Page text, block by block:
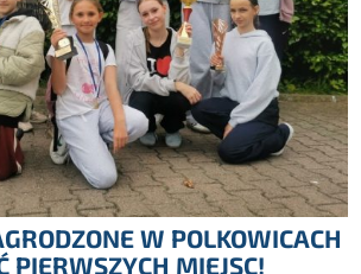
W POLKOWICACH
PIERWSZYCH MIEJSC!